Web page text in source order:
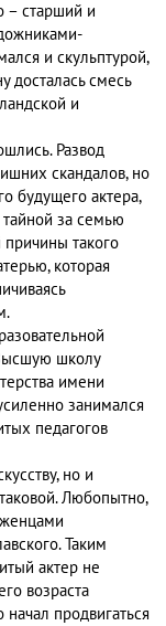
– старший и
и скульптурой,
досталась смесь
и
Развод
скандалов, но
будущего актера,
за семью
причины такого
которая
школу
имени
занимался
педагогов
но и
Любопытно,
Таким
актер не
возраста
продвигаться